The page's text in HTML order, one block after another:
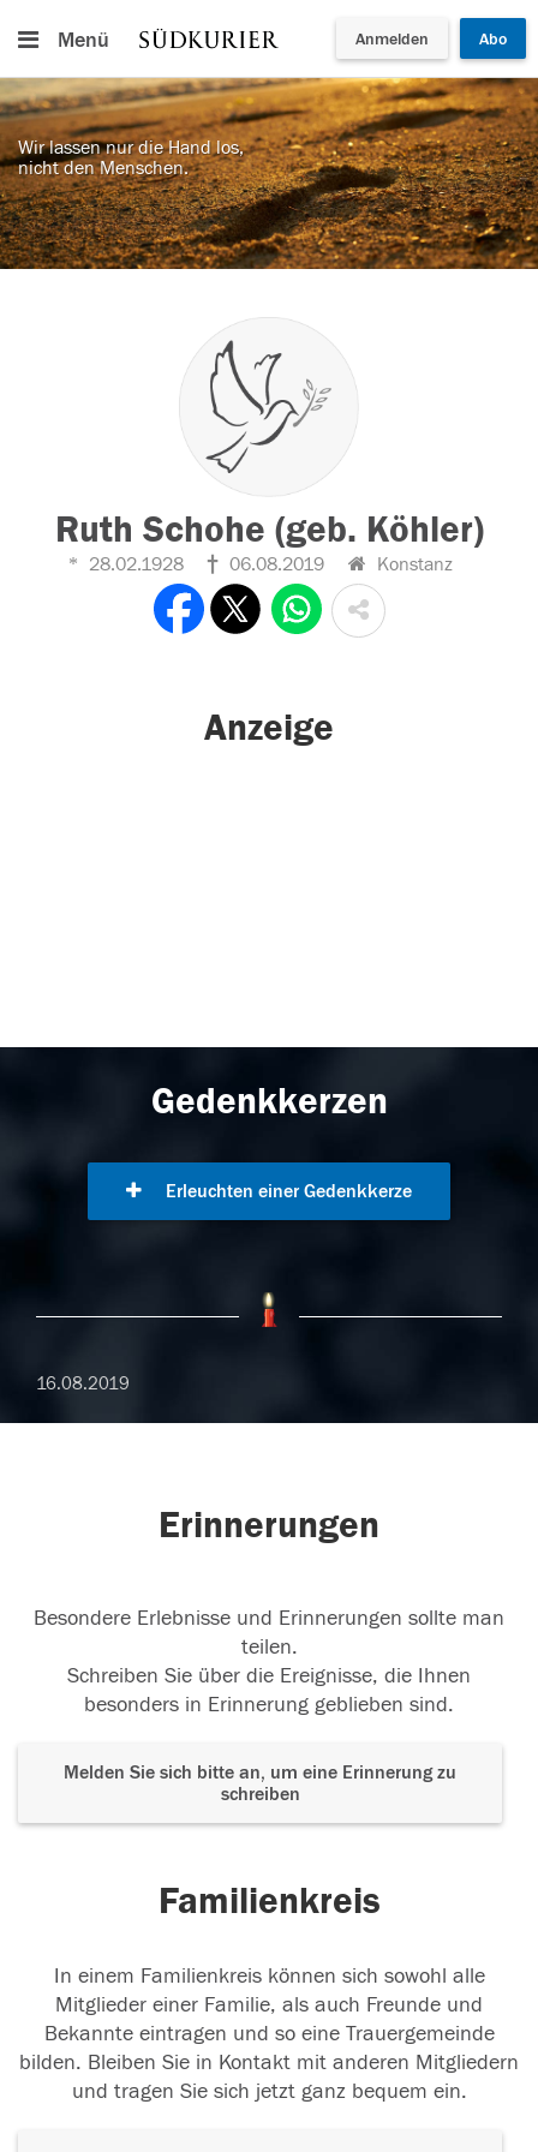
Menü Anmelden Abo
Wir lassen nur die Hand los,
nicht den Menschen.
Ruth Schohe (geb. Köhler)
28.02.1928 06.08.2019 Konstanz
Anzeige
Gedenkkerzen
Erleuchten einer Gedenkkerze
16.08.2019
Erinnerungen
Besondere Erlebnisse und Erinnerungen sollte man
teilen.
Schreiben Sie über die Ereignisse, die Ihnen
besonders in Erinnerung geblieben sind.
Melden Sie sich bitte an, um eine Erinnerung zu
schreiben
Familienkreis
In einem Familienkreis können sich sowohl alle
Mitglieder einer Familie, als auch Freunde und
Bekannte eintragen und so eine Trauergemeinde
bilden. Bleiben Sie in Kontakt mit anderen Mitgliedern
und tragen Sie sich jetzt ganz bequem ein.